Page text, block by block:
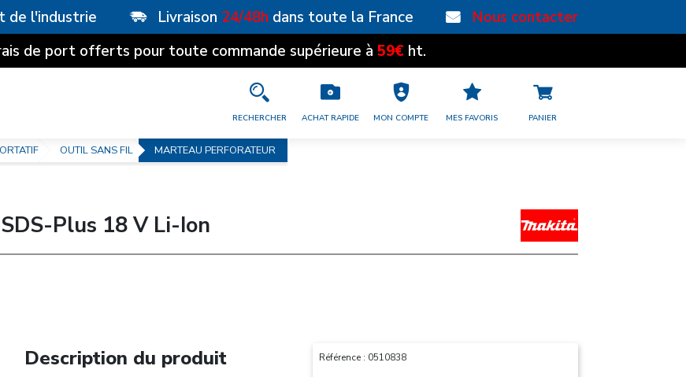
de l'industrie Livraison 24/48h dans toute la France
Nous contacter
de port offerts pour toute commande supérieure à 59€ ht.
RECHERCHER ACHAT RAPIDE MON COMPTE MES FAVORIS PANIER
OUTIL SANS FIL MARTEAU PERFORATEUR
Plus 18 V Li-Ion
Description du produit
Référence : 0510838